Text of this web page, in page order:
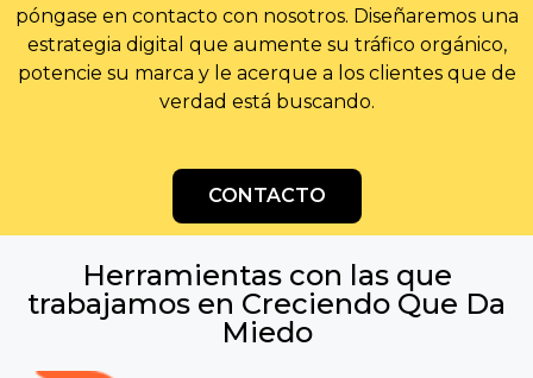
póngase en contacto con nosotros. Diseñaremos una
estrategia digital que aumente su tráfico orgánico,
potencie su marca y le acerque a los clientes que de
verdad está buscando.
CONTACTO
Herramientas con las que
trabajamos en Creciendo Que Da
Miedo